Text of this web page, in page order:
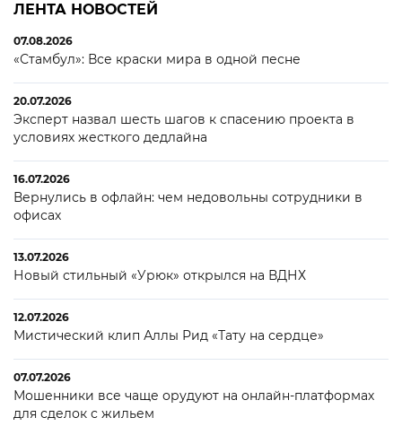
ЛЕНТА НОВОСТЕЙ
07.08.2026
«Стамбул»: Все краски мира в одной песне
20.07.2026
Эксперт назвал шесть шагов к спасению проекта в
условиях жесткого дедлайна
16.07.2026
Вернулись в офлайн: чем недовольны сотрудники в
офисах
13.07.2026
Новый стильный «Урюк» открылся на ВДНХ
12.07.2026
Мистический клип Аллы Рид «Тату на сердце»
07.07.2026
Мошенники все чаще орудуют на онлайн-платформах
для сделок с жильем